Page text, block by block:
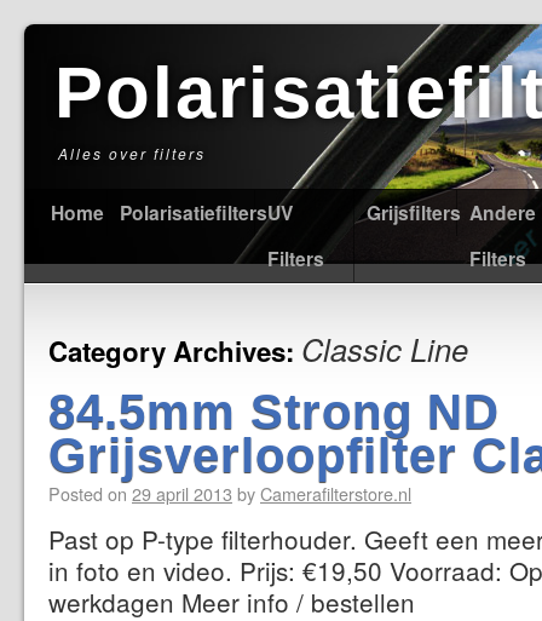
Alles over filters
Home PolarisatiefiltersUV
Filters
Grijsfilters Andere
Filters
Category Archives: Classic Line
84.5mm Strong ND
Grijsverloopfilter
Posted on 29 april 2013 byCamerafilterstore.nl
Past op P-type filterhouder. Geeft een
in foto en video. Prijs: €19,50 Voorraad:
werkdagen Meer info / bestellen